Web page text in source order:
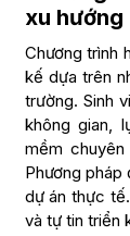
xu hướng
Chương trình
kế dựa trên
trường. Sinh
không gian,
mềm
Phương
dự án thực
và tự tin triển